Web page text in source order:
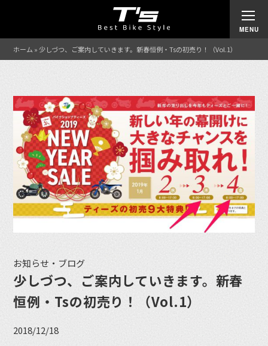
ホーム »少しづつ、ご案内していきます。新春恒例・Tsの初売り！（Vol.1）
お知らせ・ブログ
少しづつ、ご案内していきます。新春
恒例・Tsの初売り！（Vol.1）
2018/12/18